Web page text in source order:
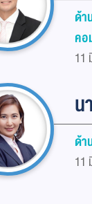
ด้า
คอ
11
น
ด้า
11